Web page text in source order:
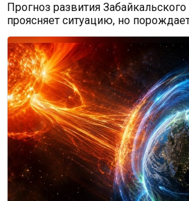
Прогноз развития
проясняет ситуацию, но